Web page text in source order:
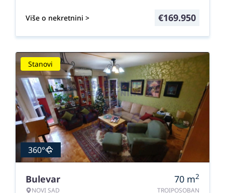
Više o nekretnini > €169.950
Stanovi
360°
Bulevar
NOVI SAD
70 m2
TROIPOSOBAN